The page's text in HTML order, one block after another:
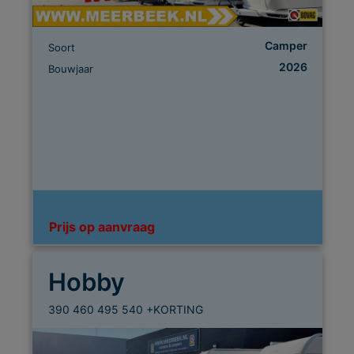
Soort Camper
Bouwjaar 2026
Prijs op aanvraag
Hobby
390 460 495 540 +KORTING